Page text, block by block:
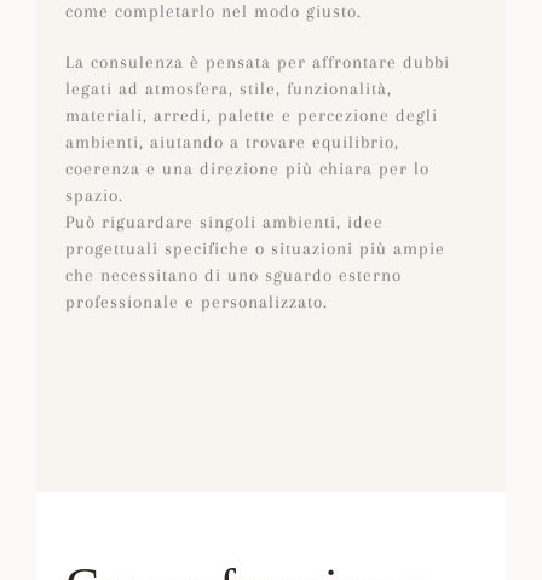
come completarlo nel modo giusto.
La consulenza è pensata per affrontare dubbi
legati ad atmosfera, stile, funzionalità,
materiali, arredi, palette e percezione degli
ambienti, aiutando a trovare equilibrio,
coerenza e una direzione più chiara per lo
spazio.
Può riguardare singoli ambienti, idee
progettuali specifiche o situazioni più ampie
che necessitano di uno sguardo esterno
professionale e personalizzato.